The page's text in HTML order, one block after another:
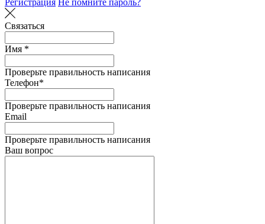
Связаться
Имя *
Проверьте правильность написания
Телефон*
Проверьте правильность написания
Email
Проверьте правильность написания
Ваш вопрос